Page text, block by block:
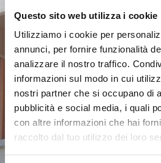
Questo sito web utilizza i cookie
Utilizziamo i cookie per
annunci, per fornire funzionalità
analizzare il nostro traffico.
informazioni sul modo in cui
nostri partner che si occupano di
pubblicità e social media, i quali
con altre informazioni che hai
raccolto dal tuo utilizzo dei loro